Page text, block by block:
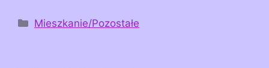
Kategorie
Mieszkanie/Pozostałe